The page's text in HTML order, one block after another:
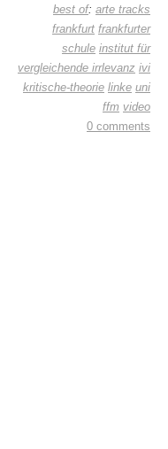
best of: arte tracks
frankfurt frankfurter
schule institut für
vergleichende irrlevanz ivi
kritische-theorie linke uni
ffm video
0 comments